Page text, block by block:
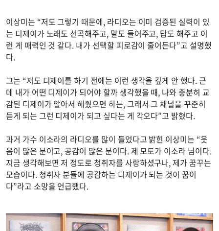
이상미는 “저도 그렇기 때문에, 라디오는 이미 검증된 실력이 있
는 디제이가 노래도 선곡해주고, 말도 들어주고, 답도 해주고 이
런 게 매력인 것 같다. 내가 선택할 피로감이 줄어든다”고 설명했
다.
그는 “저도 디제이를 하기 전에는 이런 생각을 깊게 안 했다. 근
데 내가 어떤 디제이가 되어야 할까 생각했을 때, 나와 충분히 교
감된 디제이가 알아서 해줬으면 하는, 그래서 그 채널을 꾸준히
듣게 되는 그런 디제이가 되고 싶다는 게 각오다”고 밝혔다.
과거 가수 이소라의 라디오를 많이 들었다고 밝힌 이상미는 “웃
음이 많은 분이고, 공감이 많은 분이다. 제 모토가 이소라 님이다.
지금 생각해보면 저 정도로 청취자를 사랑하셨구나, 제가 꿈꾸는
모습이다. 청취자 분들에 공감하는 디제이가 되는 것이 꿈이
다”라고 소망을 언급했다.